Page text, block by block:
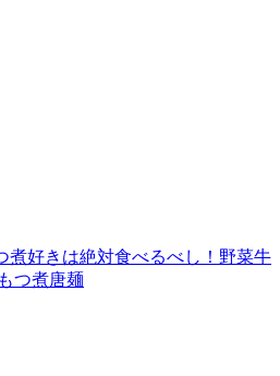
煮好きは絶対食べるべし！野菜牛
つ煮唐麺